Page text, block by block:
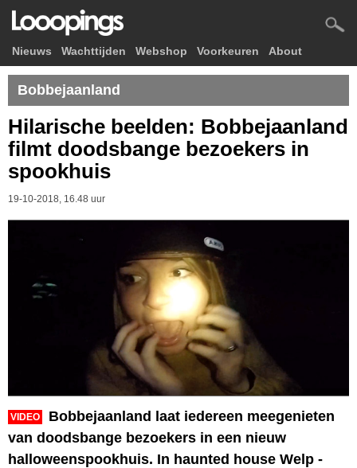
Nieuws Wachttijden Webshop Voorkeuren About
Bobbejaanland
Hilarische beelden: Bobbejaanland
filmt doodsbange bezoekers in
spookhuis
19-10-2018, 16.48 uur
VIDEO
Bobbejaanland laat iedereen meegenieten
van doodsbange bezoekers in een nieuw
halloweenspookhuis. In haunted house Welp -